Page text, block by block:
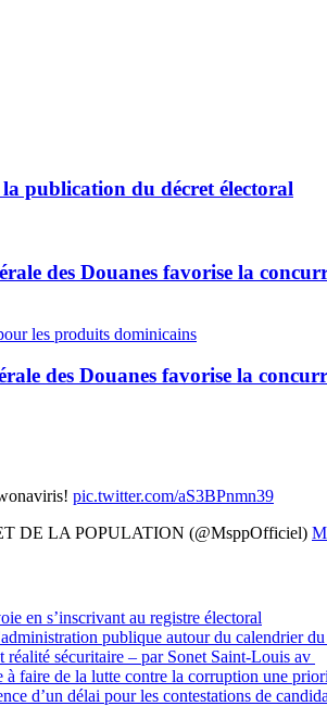
publication du décret électoral
des Douanes favorise la
des Douanes favorise la
pic.twitter.com/aS3BPnmn39
DE LA POPULATION (@MsppOfficiel)
en s’inscrivant au registre électoral
publique autour du calendrier
sécuritaire – par Sonet Saint-Louis av
faire de la lutte contre la corruption une
d’un délai pour les contestations de